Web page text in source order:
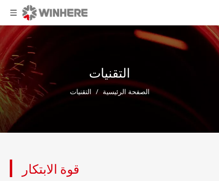
التقنيات
الصفحة الرئيسية / التقنيات
قوة الابتكار